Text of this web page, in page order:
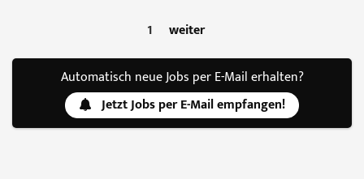
1 weiter
Automatisch neue Jobs per E-Mail erhalten?
Jetzt Jobs per E-Mail empfangen!